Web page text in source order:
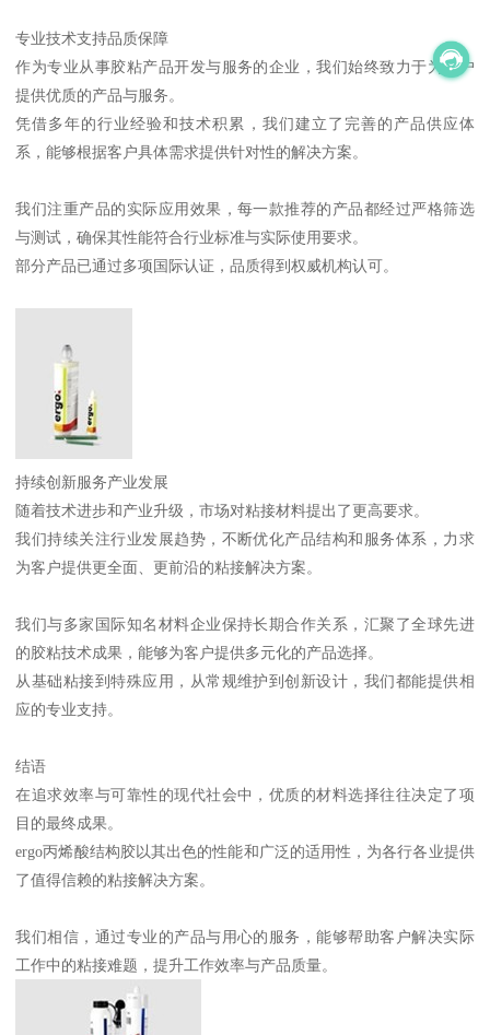
专业技术支持品质保障
作为专业从事胶粘产品开发与服务的企业，我们始终致力于为客户
提供优质的产品与服务。
凭借多年的行业经验和技术积累，我们建立了完善的产品供应体
系，能够根据客户具体需求提供针对性的解决方案。
我们注重产品的实际应用效果，每一款推荐的产品都经过严格筛选
与测试，确保其性能符合行业标准与实际使用要求。
部分产品已通过多项国际认证，品质得到权威机构认可。
持续创新服务产业发展
随着技术进步和产业升级，市场对粘接材料提出了更高要求。
我们持续关注行业发展趋势，不断优化产品结构和服务体系，力求
为客户提供更全面、更前沿的粘接解决方案。
我们与多家国际知名材料企业保持长期合作关系，汇聚了全球先进
的胶粘技术成果，能够为客户提供多元化的产品选择。
从基础粘接到特殊应用，从常规维护到创新设计，我们都能提供相
应的专业支持。
结语
在追求效率与可靠性的现代社会中，优质的材料选择往往决定了项
目的最终成果。
ergo丙烯酸结构胶以其出色的性能和广泛的适用性，为各行各业提供
了值得信赖的粘接解决方案。
我们相信，通过专业的产品与用心的服务，能够帮助客户解决实际
工作中的粘接难题，提升工作效率与产品质量。